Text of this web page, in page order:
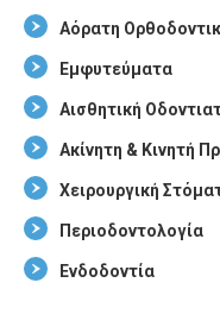
Αόρατη
Εμφυτεύματα
Αισθητική
Ακίνητη & Κινητή
Χειρουργική
Περιοδοντολογία
Ενδοδοντία